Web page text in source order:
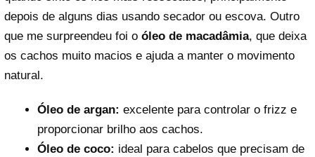
depois de alguns dias usando secador ou escova. Outro
que me surpreendeu foi o óleo de macadâmia, que deixa
os cachos muito macios e ajuda a manter o movimento
natural.
Óleo de argan: excelente para controlar o frizz e
proporcionar brilho aos cachos.
Óleo de coco: ideal para cabelos que precisam de